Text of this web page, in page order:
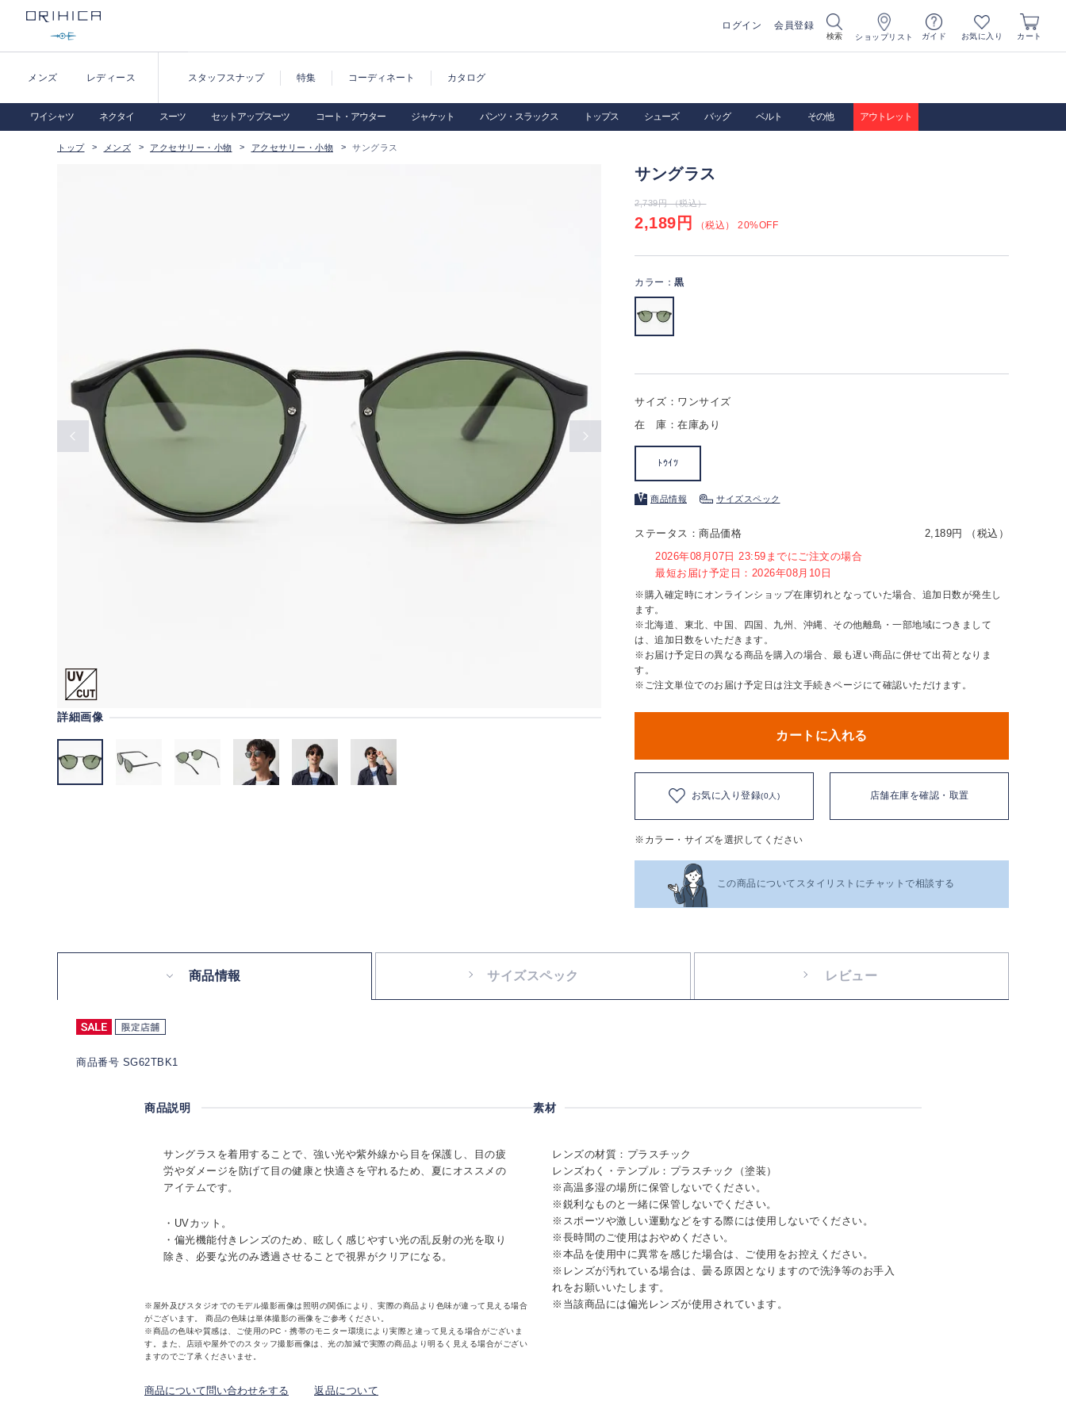
ログイン 会員登録
検索 ショップリスト ガイド お気に入り カート
メンズ レディース スタッフスナップ 特集 コーディネート カタログ
ワイシャツ ネクタイ スーツ セットアップスーツ コート・アウター ジャケット パンツ・スラックス トップス シューズ バッグ ベルト その他 アウトレット
トップ メンズ アクセサリー・小物 アクセサリー・小物 サングラス
詳細画像
サングラス
2,739円 （税込）
2,189円 （税込） 20%OFF
カラー： 黒
サイズ：ワンサイズ
在 庫：在庫あり
ﾄｳｲﾂ
商品情報 サイズスペック
ステータス：商品価格
2,189円 （税込）
2026年08月07日 23:59までにご注文の場合
最短お届け予定日：2026年08月10日
※購入確定時にオンラインショップ在庫切れとなっていた場合、追加日数が発生し
ます。
※北海道、東北、中国、四国、九州、沖縄、その他離島・一部地域につきまして
は、追加日数をいただきます。
※お届け予定日の異なる商品を購入の場合、最も遅い商品に併せて出荷となりま
す。
※ご注文単位でのお届け予定日は注文手続きページにて確認いただけます。
カートに入れる
お気に入り登録(0人) 店舗在庫を確認・取置
※カラー・サイズを選択してください
この商品についてスタイリストにチャットで相談する
商品情報 サイズスペック レビュー
商品番号 SG62TBK1
商品説明
サングラスを着用することで、強い光や紫外線から目を保護し、目の疲
労やダメージを防げて目の健康と快適さを守れるため、夏にオススメの
アイテムです。
・UVカット。
・偏光機能付きレンズのため、眩しく感じやすい光の乱反射の光を取り
除き、必要な光のみ透過させることで視界がクリアになる。
※屋外及びスタジオでのモデル撮影画像は照明の関係により、実際の商品より色味が違って見える場合
がございます。 商品の色味は単体撮影の画像をご参考ください。
※商品の色味や質感は、ご使用のPC・携帯のモニター環境により実際と違って見える場合がございま
す。また、店頭や屋外でのスタッフ撮影画像は、光の加減で実際の商品より明るく見える場合がござい
ますのでご了承くださいませ。
商品について問い合わせをする 返品について
素材
レンズの材質：プラスチック
レンズわく・テンプル：プラスチック（塗装）
※高温多湿の場所に保管しないでください。
※鋭利なものと一緒に保管しないでください。
※スポーツや激しい運動などをする際には使用しないでください。
※長時間のご使用はおやめください。
※本品を使用中に異常を感じた場合は、ご使用をお控えください。
※レンズが汚れている場合は、曇る原因となりますので洗浄等のお手入
れをお願いいたします。
※当該商品には偏光レンズが使用されています。